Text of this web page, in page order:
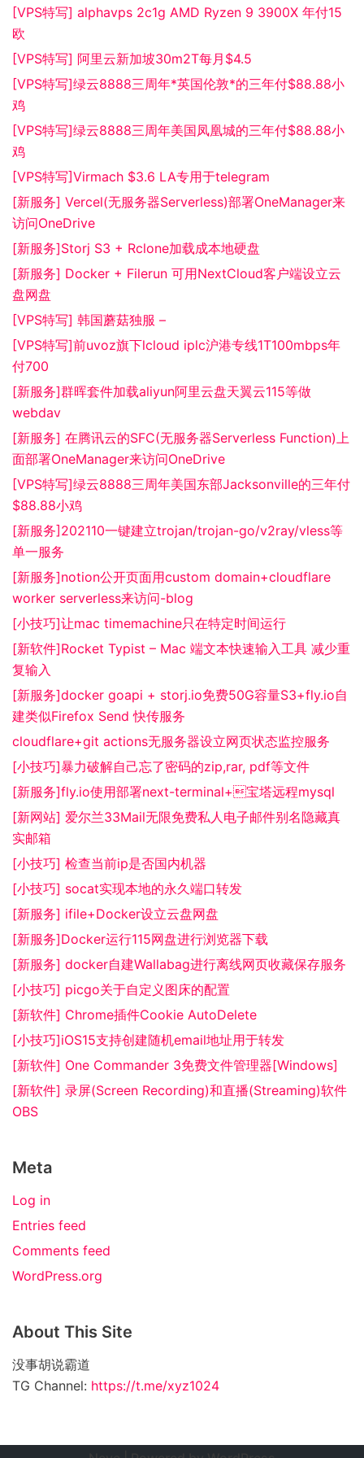
[VPS特写] alphavps 2c1g AMD Ryzen 9 3900X 年付15
欧
[VPS特写] 阿里云新加坡30m2T每月$4.5
[VPS特写]绿云8888三周年*英国伦敦*的三年付$88.88小
鸡
[VPS特写]绿云8888三周年美国凤凰城的三年付$88.88小
鸡
[VPS特写]Virmach $3.6 LA专用于telegram
[新服务] Vercel(无服务器Serverless)部署OneManager来
访问OneDrive
[新服务]Storj S3 + Rclone加载成本地硬盘
[新服务] Docker + Filerun 可用NextCloud客户端设立云
盘网盘
[VPS特写] 韩国蘑菇独服 –
[VPS特写]前uvoz旗下lcloud iplc沪港专线1T100mbps年
付700
[新服务]群晖套件加载aliyun阿里云盘天翼云115等做
webdav
[新服务] 在腾讯云的SFC(无服务器Serverless Function)上
面部署OneManager来访问OneDrive
[VPS特写]绿云8888三周年美国东部Jacksonville的三年付
$88.88小鸡
[新服务]202110一键建立trojan/trojan-go/v2ray/vless等
单一服务
[新服务]notion公开页面用custom domain+cloudflare
worker serverless来访问-blog
[小技巧]让mac timemachine只在特定时间运行
[新软件]Rocket Typist – Mac 端文本快速输入工具 减少重
复输入
[新服务]docker goapi + storj.io免费50G容量S3+fly.io自
建类似Firefox Send 快传服务
cloudflare+git actions无服务器设立网页状态监控服务
[小技巧]暴力破解自己忘了密码的zip,rar, pdf等文件
[新服务]fly.io使用部署next-terminal+宝塔远程mysql
[新网站] 爱尔兰33Mail无限免费私人电子邮件别名隐藏真
实邮箱
[小技巧] 检查当前ip是否国内机器
[小技巧] socat实现本地的永久端口转发
[新服务] ifile+Docker设立云盘网盘
[新服务]Docker运行115网盘进行浏览器下载
[新服务] docker自建Wallabag进行离线网页收藏保存服务
[小技巧] picgo关于自定义图床的配置
[新软件] Chrome插件Cookie AutoDelete
[小技巧]iOS15支持创建随机email地址用于转发
[新软件] One Commander 3免费文件管理器[Windows]
[新软件] 录屏(Screen Recording)和直播(Streaming)软件
OBS
Meta
Log in
Entries feed
Comments feed
WordPress.org
About This Site
没事胡说霸道
TG Channel: https://t.me/xyz1024